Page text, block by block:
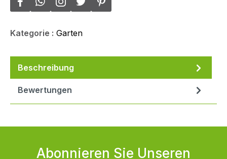
Kategorie : Garten
Beschreibung
Bewertungen
Abonnieren Sie Unseren